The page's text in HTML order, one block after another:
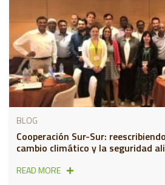
BLOG
Cooperación Sur-Sur:
cambio climático y la seguridad
READ MORE